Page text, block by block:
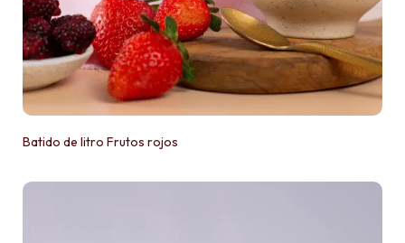
Batido de litro Frutos rojos